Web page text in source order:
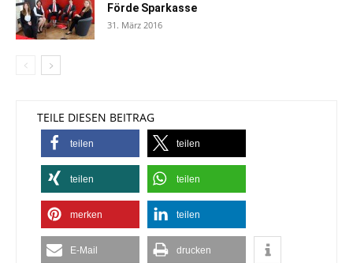
Förde Sparkasse
31. März 2016
TEILE DIESEN BEITRAG
teilen teilen
teilen teilen
merken teilen
E-Mail drucken